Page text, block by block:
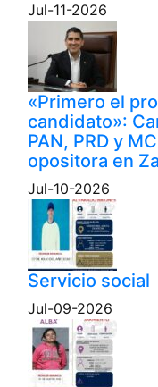
Jul-11-2026
«Primero el
candidato»:
PAN, PRD y
opositora en
Jul-10-2026
Servicio social
Jul-09-2026